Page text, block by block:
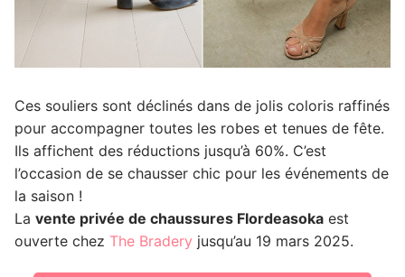
Ces souliers sont déclinés dans de jolis coloris raffinés
pour accompagner toutes les robes et tenues de fête.
Ils affichent des réductions jusqu’à 60%. C’est
l’occasion de se chausser chic pour les événements de
la saison !
La vente privée de chaussures Flordeasoka est
ouverte chez The Bradery jusqu’au 19 mars 2025.